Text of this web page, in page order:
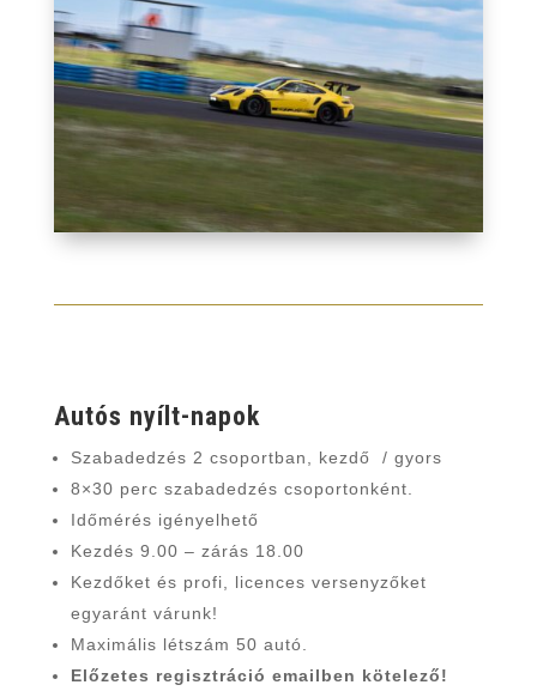
Autós nyílt-napok
Szabadedzés 2 csoportban, kezdő / gyors
8×30 perc szabadedzés csoportonként.
Időmérés igényelhető
Kezdés 9.00 – zárás 18.00
Kezdőket és profi, licences versenyzőket
egyaránt várunk!
Maximális létszám 50 autó.
Előzetes regisztráció emailben kötelező!